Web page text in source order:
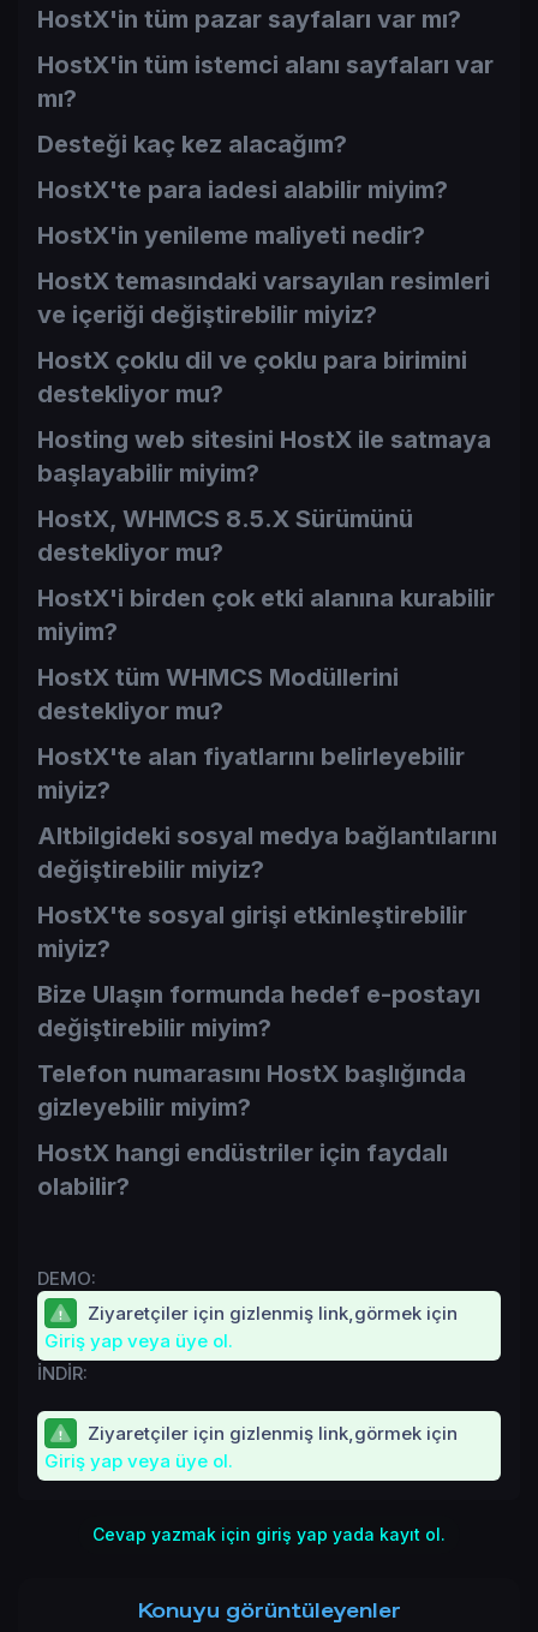
HostX'in tüm pazar sayfaları var mı?
HostX'in tüm istemci alanı sayfaları var
mı?
Desteği kaç kez alacağım?
HostX'te para iadesi alabilir miyim?
HostX'in yenileme maliyeti nedir?
HostX temasındaki varsayılan resimleri
ve içeriği değiştirebilir miyiz?
HostX çoklu dil ve çoklu para birimini
destekliyor mu?
Hosting web sitesini HostX ile satmaya
başlayabilir miyim?
HostX, WHMCS 8.5.X Sürümünü
destekliyor mu?
HostX'i birden çok etki alanına kurabilir
miyim?
HostX tüm WHMCS Modüllerini
destekliyor mu?
HostX'te alan fiyatlarını belirleyebilir
miyiz?
Altbilgideki sosyal medya bağlantılarını
değiştirebilir miyiz?
HostX'te sosyal girişi etkinleştirebilir
miyiz?
Bize Ulaşın formunda hedef e-postayı
değiştirebilir miyim?
Telefon numarasını HostX başlığında
gizleyebilir miyim?
HostX hangi endüstriler için faydalı
olabilir?
DEMO:
Ziyaretçiler için gizlenmiş link,görmek için
Giriş yap veya üye ol.
İNDİR:
Ziyaretçiler için gizlenmiş link,görmek için
Giriş yap veya üye ol.
Cevap yazmak için giriş yap yada kayıt ol.
Konuyu görüntüleyenler